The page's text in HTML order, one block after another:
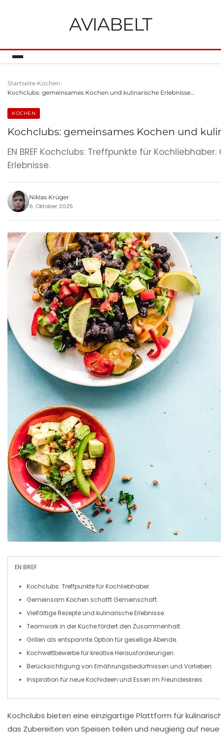
AVIABELT
Startseite Kochen
Kochclubs: gemeinsames Kochen und kulinarische Erlebnisse…
KOCHEN
Kochclubs: gemeinsames Kochen und
EN BREF Kochclubs: Treffpunkte für
Erlebnisse.
Niklas Krüger
6. Oktober 2025
EN BREF
Kochclubs: Treffpunkte fürKochliebhaber.
Gemeinsam Kochen schafft Gemeinschaft.
VielfältigeRezepteund kulinarischeErlebnisse.
Teamwork in derKüchefördert den Zusammenhalt.
Grillen als entspannte Option für gesellige Abende.
Kochwettbewerbefür kreative Herausforderungen.
Berücksichtigung von Ernährungsbedürfnissen und Vorlieben.
Inspiration fürneue Kochideen und Essen im Freundeskreis.
Kochclubs bieten eine einzigartige Plattform für
das Zubereiten von Speisen teilen und neugierig auf neue